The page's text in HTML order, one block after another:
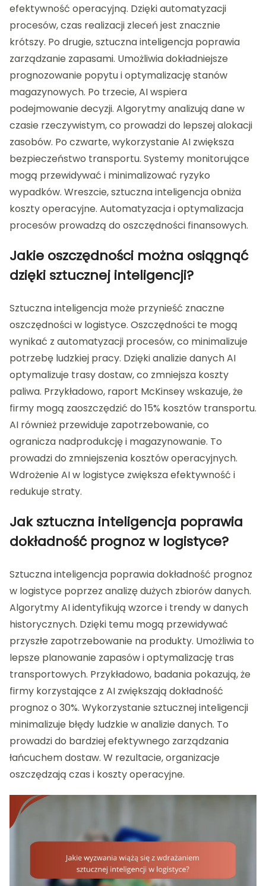
efektywność operacyjną. Dzięki automatyzacji
procesów, czas realizacji zleceń jest znacznie
krótszy. Po drugie, sztuczna inteligencja poprawia
zarządzanie zapasami. Umożliwia dokładniejsze
prognozowanie popytu i optymalizację stanów
magazynowych. Po trzecie, AI wspiera
podejmowanie decyzji. Algorytmy analizują dane w
czasie rzeczywistym, co prowadzi do lepszej alokacji
zasobów. Po czwarte, wykorzystanie AI zwiększa
bezpieczeństwo transportu. Systemy monitorujące
mogą przewidywać i minimalizować ryzyko
wypadków. Wreszcie, sztuczna inteligencja obniża
koszty operacyjne. Automatyzacja i optymalizacja
procesów prowadzą do oszczędności finansowych.
Jakie oszczędności można osiągnąć
dzięki sztucznej inteligencji?
Sztuczna inteligencja może przynieść znaczne
oszczędności w logistyce. Oszczędności te mogą
wynikać z automatyzacji procesów, co minimalizuje
potrzebę ludzkiej pracy. Dzięki analizie danych AI
optymalizuje trasy dostaw, co zmniejsza koszty
paliwa. Przykładowo, raport McKinsey wskazuje, że
firmy mogą zaoszczędzić do 15% kosztów transportu.
AI również przewiduje zapotrzebowanie, co
ogranicza nadprodukcję i magazynowanie. To
prowadzi do zmniejszenia kosztów operacyjnych.
Wdrożenie AI w logistyce zwiększa efektywność i
redukuje straty.
Jak sztuczna inteligencja poprawia
dokładność prognoz w logistyce?
Sztuczna inteligencja poprawia dokładność prognoz
w logistyce poprzez analizę dużych zbiorów danych.
Algorytmy AI identyfikują wzorce i trendy w danych
historycznych. Dzięki temu mogą przewidywać
przyszłe zapotrzebowanie na produkty. Umożliwia to
lepsze planowanie zapasów i optymalizację tras
transportowych. Przykładowo, badania pokazują, że
firmy korzystające z AI zwiększają dokładność
prognoz o 30%. Wykorzystanie sztucznej inteligencji
minimalizuje błędy ludzkie w analizie danych. To
prowadzi do bardziej efektywnego zarządzania
łańcuchem dostaw. W rezultacie, organizacje
oszczędzają czas i koszty operacyjne.